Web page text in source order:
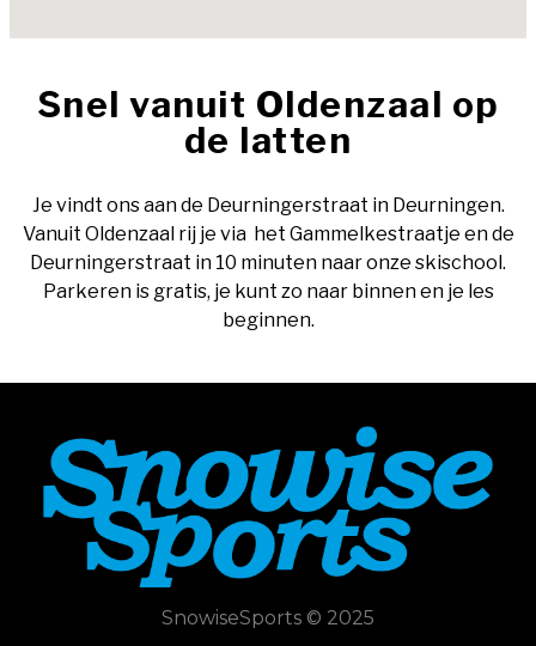
Snel vanuit Oldenzaal op
de latten
Je vindt ons aan de Deurningerstraat in Deurningen.
Vanuit Oldenzaal rij je via het Gammelkestraatje en de
Deurningerstraat in 10 minuten naar onze skischool.
Parkeren is gratis, je kunt zo naar binnen en je les
beginnen.
SnowiseSports © 2025